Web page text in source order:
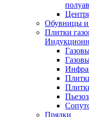
Обувницы и
Плитки
Прялки